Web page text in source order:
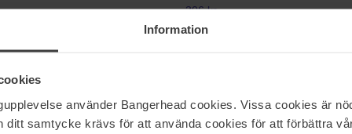
Information
använder Bangerhead cookies. Vissa cookies är
ditt samtycke krävs för att använda cookies för att förbättra
kr
306 kr
Ord. pris 339 kr
75 ml